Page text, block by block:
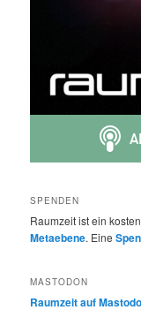
SPENDEN
Raumzeit ist ein
Metaebene. Eine
MASTODON
Raumzeit auf